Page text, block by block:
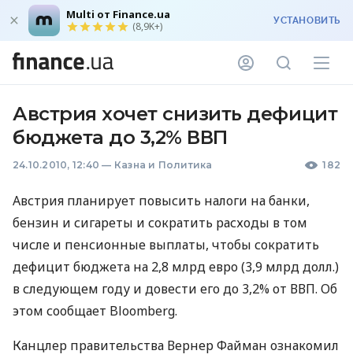
Multi от Finance.ua
(8,9K+) УСТАНОВИТЬ
Австрия хочет снизить дефицит
бюджета до 3,2% ВВП
24.10.2010, 12:40 — Казна и Политика 182
Австрия планирует повысить налоги на банки,
бензин и сигареты и сократить расходы в том
числе и пенсионные выплаты, чтобы сократить
дефицит бюджета на 2,8 млрд евро (3,9 млрд долл.)
в следующем году и довести его до 3,2% от ВВП. Об
этом сообщает Bloomberg.
Канцлер правительства Вернер Файман ознакомил